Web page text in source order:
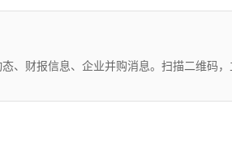
、财报信息、企业并购消息。扫描二维码，